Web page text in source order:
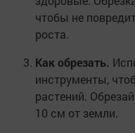
чтобы не
роста.
Как обрезать.
инструменты,
растений.
10 см от земли.